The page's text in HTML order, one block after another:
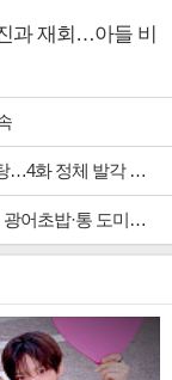
과 재회…아들 비
체 발각 위기 예고
통 도미찜 맛집 탐방